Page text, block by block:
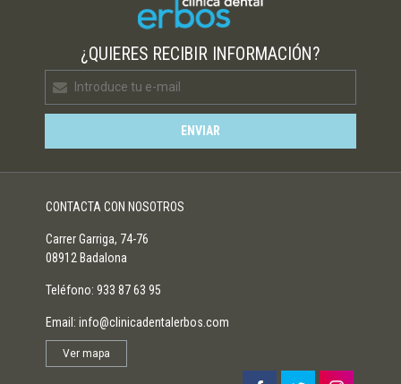
¿QUIERES RECIBIR INFORMACIÓN?
CONTACTA CON NOSOTROS
Carrer Garriga, 74-76
08912 Badalona
Teléfono: 933 87 63 95
Email: info@clinicadentalerbos.com
Ver mapa